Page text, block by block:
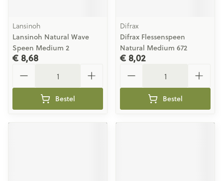
Lansinoh
Lansinoh Natural Wave
Speen Medium 2
€ 8,68
Bestel
Difrax
Difrax Flessenspeen
Natural Medium 672
€ 8,02
Bestel